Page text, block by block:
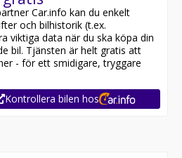
Car.info kan du enkelt
och bilhistorik (t.ex.
viktiga data när du ska köpa din
bil. Tjänsten är helt gratis att
- för ett smidigare, tryggare
Kontrollera bilen hos